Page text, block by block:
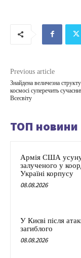
Previous article
Знайдена величезна
космосі суперечить
Всесвіту
ТОП новини
Армія США
залученого у
Україні корпусу
08.08.2026
У Києві після
загиблого
08.08.2026